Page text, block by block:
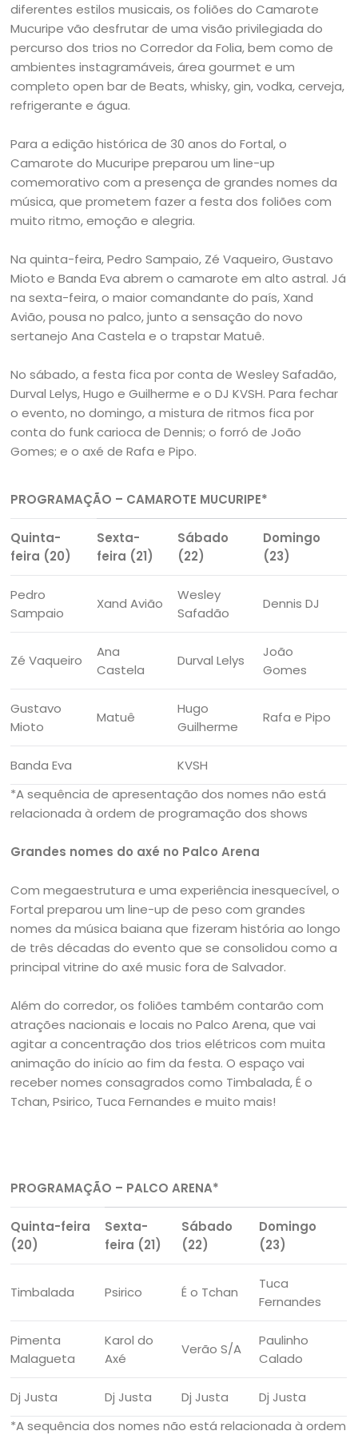
diferentes estilos musicais, os foliões do Camarote
Mucuripe vão desfrutar de uma visão privilegiada do
percurso dos trios no Corredor da Folia, bem como de
ambientes instagramáveis, área gourmet e um
completo open bar de Beats, whisky, gin, vodka, cerveja,
refrigerante e água.
Para a edição histórica de 30 anos do Fortal, o
Camarote do Mucuripe preparou um line-up
comemorativo com a presença de grandes nomes da
música, que prometem fazer a festa dos foliões com
muito ritmo, emoção e alegria.
Na quinta-feira, Pedro Sampaio, Zé Vaqueiro, Gustavo
Mioto e Banda Eva abrem o camarote em alto astral. Já
na sexta-feira, o maior comandante do país, Xand
Avião, pousa no palco, junto a sensação do novo
sertanejo Ana Castela e o trapstar Matuê.
No sábado, a festa fica por conta de Wesley Safadão,
Durval Lelys, Hugo e Guilherme e o DJ KVSH. Para fechar
o evento, no domingo, a mistura de ritmos fica por
conta do funk carioca de Dennis; o forró de João
Gomes; e o axé de Rafa e Pipo.
PROGRAMAÇÃO – CAMAROTE MUCURIPE*
Quinta-
feira (20)
Sexta-
feira (21)
Sábado
(22)
Domingo
(23)
Pedro
Sampaio
Xand Avião
Wesley
Safadão
Dennis DJ
Zé Vaqueiro
Ana
Castela
Durval Lelys
João
Gomes
Gustavo
Mioto
Matuê
Hugo
Guilherme
Rafa e Pipo
Banda Eva
KVSH
*A sequência de apresentação dos nomes não está
relacionada à ordem de programação dos shows
Grandes nomes do axé no Palco Arena
Com megaestrutura e uma experiência inesquecível, o
Fortal preparou um line-up de peso com grandes
nomes da música baiana que fizeram história ao longo
de três décadas do evento que se consolidou como a
principal vitrine do axé music fora de Salvador.
Além do corredor, os foliões também contarão com
atrações nacionais e locais no Palco Arena, que vai
agitar a concentração dos trios elétricos com muita
animação do início ao fim da festa. O espaço vai
receber nomes consagrados como Timbalada, É o
Tchan, Psirico, Tuca Fernandes e muito mais!
PROGRAMAÇÃO – PALCO ARENA*
Quinta-feira
(20)
Sexta-
feira (21)
Sábado
(22)
Domingo
(23)
Timbalada Psirico É o Tchan
Tuca
Fernandes
Pimenta
Malagueta
Karol do
Axé
Verão S/A
Paulinho
Calado
Dj Justa Dj Justa Dj Justa
Dj Justa
*A sequência dos nomes não está relacionada à ordem